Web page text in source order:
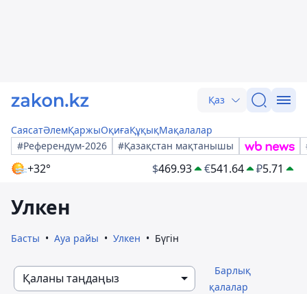
Қаз
СаясатӘлемҚаржыОқиғаҚұқықМақалалар
#Референдум-2026
#Қазақстан мақтанышы
+32° $469.93 €541.64 ₽5.71
Улкен
Басты Ауа райы Улкен Бүгін
Қаланы таңдаңыз
Барлық
қалалар